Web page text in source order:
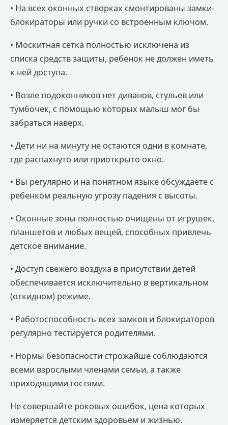
• На всех оконных створках смонтированы замки-
блокираторы или ручки со встроенным ключом.
• Москитная сетка полностью исключена из
списка средств защиты, ребенок не должен иметь
к ней доступа.
• Возле подоконников нет диванов, стульев или
тумбочек, с помощью которых малыш мог бы
забраться наверх.
• Дети ни на минуту не остаются одни в комнате,
где распахнуто или приоткрыто окно.
• Вы регулярно и на понятном языке обсуждаете с
ребенком реальную угрозу падения с высоты.
• Оконные зоны полностью очищены от игрушек,
планшетов и любых вещей, способных привлечь
детское внимание.
• Доступ свежего воздуха в присутствии детей
обеспечивается исключительно в вертикальном
(откидном) режиме.
• Работоспособность всех замков и блокираторов
регулярно тестируется родителями.
• Нормы безопасности строжайше соблюдаются
всеми взрослыми членами семьи, а также
приходящими гостями.
Не совершайте роковых ошибок, цена которых
измеряется детским здоровьем и жизнью.